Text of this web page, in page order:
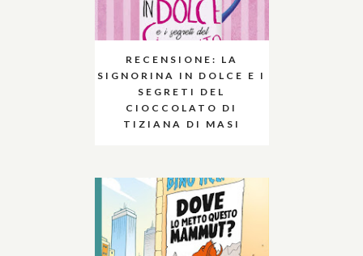
RECENSIONE: LA
SIGNORINA IN DOLCE E I
SEGRETI DEL
CIOCCOLATO DI
TIZIANA DI MASI